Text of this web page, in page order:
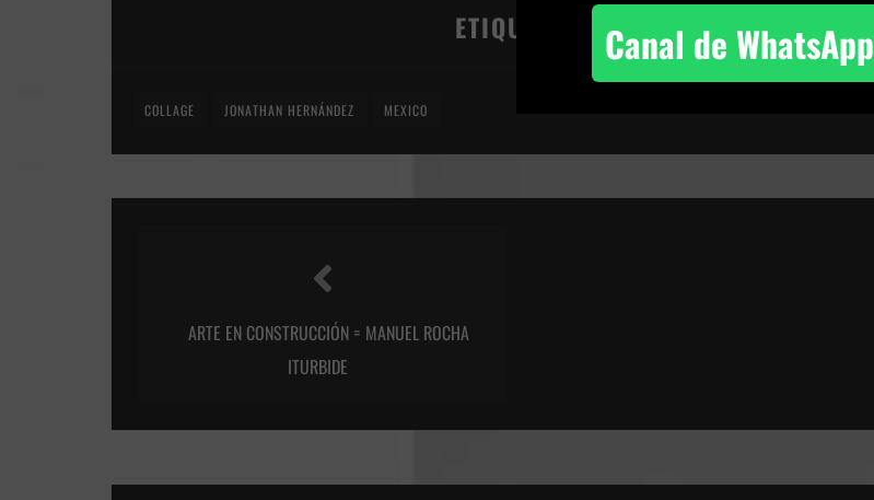
ETIQUETAS:
COLLAGE JONATHAN HERNÁNDEZ MEXICO
ARTE EN CONSTRUCCIÓN = MANUEL ROCHA
ITURBIDE
Canal de WhatsApp